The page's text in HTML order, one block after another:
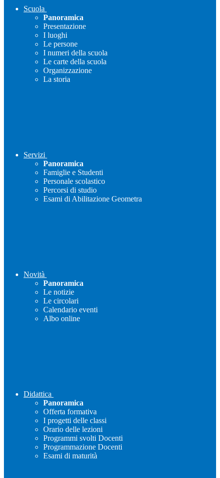
Scuola
Panoramica
Presentazione
I luoghi
Le persone
I numeri della scuola
Le carte della scuola
Organizzazione
La storia
Servizi
Panoramica
Famiglie e Studenti
Personale scolastico
Percorsi di studio
Esami di Abilitazione Geometra
Novità
Panoramica
Le notizie
Le circolari
Calendario eventi
Albo online
Didattica
Panoramica
Offerta formativa
I progetti delle classi
Orario delle lezioni
Programmi svolti Docenti
Programmazione Docenti
Esami di maturità